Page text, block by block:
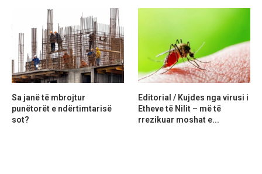
Sa janë të mbrojtur
punëtorët e ndërtimtarisë
sot?
Editorial / Kujdes nga virusi i
Etheve të Nilit – më të
rrezikuar moshat e...